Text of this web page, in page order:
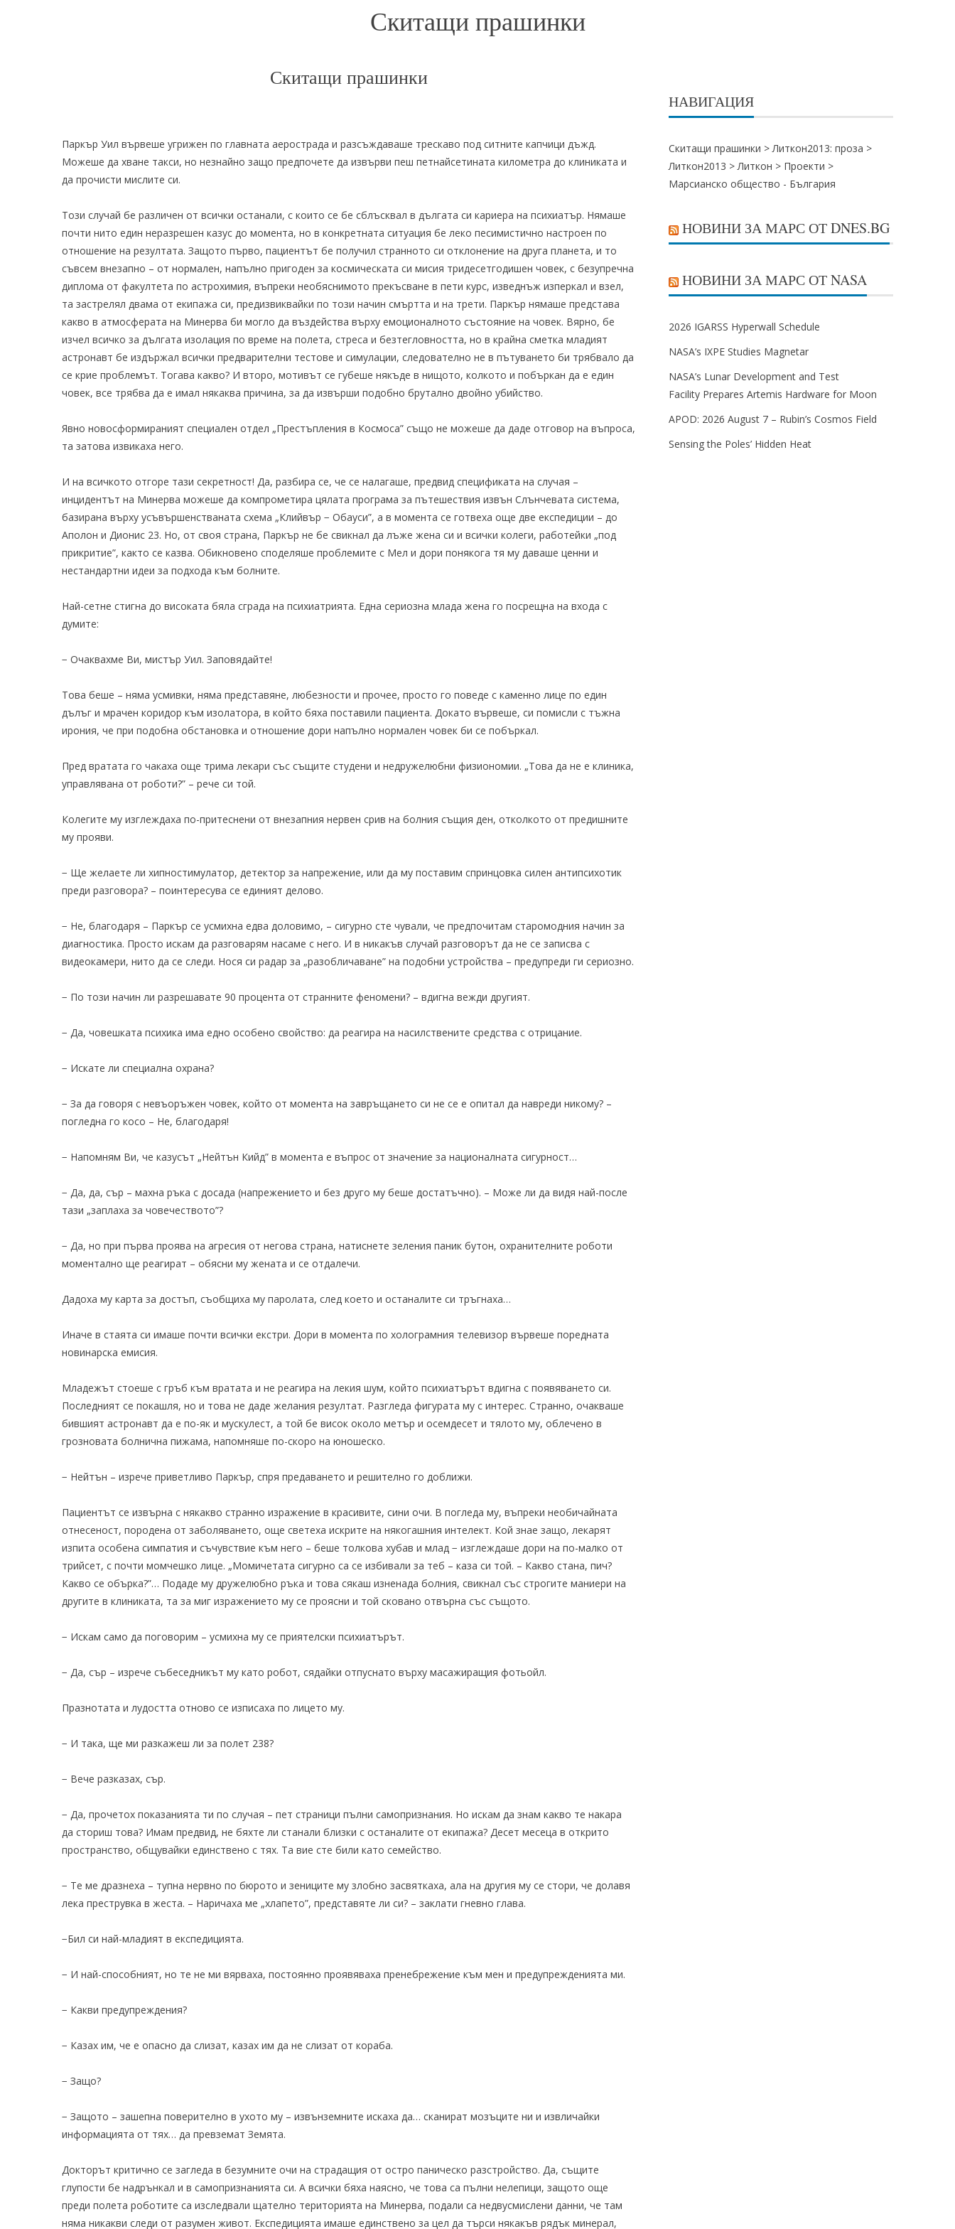
Скитащи прашинки
Скитащи прашинки
Паркър Уил вървеше угрижен по главната аерострада и разсъждаваше трескаво под ситните капчици дъжд.
Можеше да хване такси, но незнайно защо предпочете да извърви пеш петнайсетината километра до клиниката и
да прочисти мислите си.
Този случай бе различен от всички останали, с които се бе сблъсквал в дългата си кариера на психиатър. Нямаше
почти нито един неразрешен казус до момента, но в конкретната ситуация бе леко песимистично настроен по
отношение на резултата. Защото първо, пациентът бе получил странното си отклонение на друга планета, и то
съвсем внезапно – от нормален, напълно пригоден за космическата си мисия тридесетгодишен човек, с безупречна
диплома от факултета по астрохимия, въпреки необяснимото прекъсване в пети курс, изведнъж изперкал и взел,
та застрелял двама от екипажа си, предизвиквайки по този начин смъртта и на трети. Паркър нямаше представа
какво в атмосферата на Минерва би могло да въздейства върху емоционалното състояние на човек. Вярно, бе
изчел всичко за дългата изолация по време на полета, стреса и безтегловността, но в крайна сметка младият
астронавт бе издържал всички предварителни тестове и симулации, следователно не в пътуването би трябвало да
се крие проблемът. Тогава какво? И второ, мотивът се губеше някъде в нищото, колкото и побъркан да е един
човек, все трябва да e имал някаква причина, за да извърши подобно брутално двойно убийство.
Явно новосформираният специален отдел „Престъпления в Космоса” също не можеше да даде отговор на въпроса,
та затова извикаха него.
И на всичкото отгоре тази секретност! Да, разбира се, че се налагаше, предвид спецификата на случая –
инцидентът на Минерва можеше да компрометира цялата програма за пътешествия извън Слънчевата система,
базирана върху усъвършенстваната схема „Клийвър − Обауси”, а в момента се готвеха още две експедиции – до
Аполон и Дионис 23. Но, от своя страна, Паркър не бе свикнал да лъже жена си и всички колеги, работейки „под
прикритие”, както се казва. Обикновено споделяше проблемите с Мел и дори понякога тя му даваше ценни и
нестандартни идеи за подхода към болните.
Най-сетне стигна до високата бяла сграда на психиатрията. Една сериозна млада жена го посрещна на входа с
думите:
− Очаквахме Ви, мистър Уил. Заповядайте!
Това беше – няма усмивки, няма представяне, любезности и прочее, просто го поведе с каменно лице по един
дълъг и мрачен коридор към изолатора, в който бяха поставили пациента. Докато вървеше, си помисли с тъжна
ирония, че при подобна обстановка и отношение дори напълно нормален човек би се побъркал.
Пред вратата го чакаха още трима лекари със същите студени и недружелюбни физиономии. „Това да не е клиника,
управлявана от роботи?” – рече си той.
Колегите му изглеждаха по-притеснени от внезапния нервен срив на болния същия ден, отколкото от предишните
му прояви.
− Ще желаете ли хипностимулатор, детектор за напрежение, или да му поставим спринцовка силен антипсихотик
преди разговора? – поинтересува се единият делово.
− Не, благодаря – Паркър се усмихна едва доловимо, – сигурно сте чували, че предпочитам старомодния начин за
диагностика. Просто искам да разговарям насаме с него. И в никакъв случай разговорът да не се записва с
видеокамери, нито да се следи. Нося си радар за „разобличаване” на подобни устройства – предупреди ги сериозно.
− По този начин ли разрешавате 90 процента от странните феномени? – вдигна вежди другият.
− Да, човешката психика има едно особено свойство: да реагира на насилствените средства с отрицание.
− Искате ли специална охрана?
− За да говоря с невъоръжен човек, който от момента на завръщането си не се е опитал да навреди никому? –
погледна го косо – Не, благодаря!
− Напомням Ви, че казусът „Нейтън Кийд” в момента е въпрос от значение за националната сигурност…
− Да, да, сър – махна ръка с досада (напрежението и без друго му беше достатъчно). – Може ли да видя най-после
тази „заплаха за човечеството”?
− Да, но при първа проява на агресия от негова страна, натиснете зеления паник бутон, охранителните роботи
моментално ще реагират – обясни му жената и се отдалечи.
Дадоха му карта за достъп, съобщиха му паролата, след което и останалите си тръгнаха…
Иначе в стаята си имаше почти всички екстри. Дори в момента по холограмния телевизор вървеше поредната
новинарска емисия.
Младежът стоеше с гръб към вратата и не реагира на лекия шум, който психиатърът вдигна с появяването си.
Последният се покашля, но и това не даде желания резултат. Разгледа фигурата му с интерес. Странно, очакваше
бившият астронавт да е по-як и мускулест, а той бе висок около метър и осемдесет и тялото му, облечено в
грозновата болнична пижама, напомняше по-скоро на юношеско.
− Нейтън – изрече приветливо Паркър, спря предаването и решително го доближи.
Пациентът се извърна с някакво странно изражение в красивите, сини очи. В погледа му, въпреки необичайната
отнесеност, породена от заболяването, още светеха искрите на някогашния интелект. Кой знае защо, лекарят
изпита особена симпатия и съчувствие към него – беше толкова хубав и млад − изглеждаше дори на по-малко от
трийсет, с почти момчешко лице. „Момичетата сигурно са се избивали за теб – каза си той. – Какво стана, пич?
Какво се обърка?”… Подаде му дружелюбно ръка и това сякаш изненада болния, свикнал със строгите маниери на
другите в клиниката, та за миг изражението му се проясни и той сковано отвърна със същото.
− Искам само да поговорим – усмихна му се приятелски психиатърът.
− Да, сър – изрече събеседникът му като робот, сядайки отпуснато върху масажиращия фотьойл.
Празнотата и лудостта отново се изписаха по лицето му.
− И така, ще ми разкажеш ли за полет 238?
− Вече разказах, сър.
− Да, прочетох показанията ти по случая – пет страници пълни самопризнания. Но искам да знам какво те накара
да сториш това? Имам предвид, не бяхте ли станали близки с останалите от екипажа? Десет месеца в открито
пространство, общувайки единствено с тях. Та вие сте били като семейство.
− Те ме дразнеха – тупна нервно по бюрото и зениците му злобно засвяткаха, ала на другия му се стори, че долавя
лека преструвка в жеста. – Наричаха ме „хлапето”, представяте ли си? – заклати гневно глава.
−Бил си най-младият в експедицията.
− И най-способният, но те не ми вярваха, постоянно проявяваха пренебрежение към мен и предупрежденията ми.
− Какви предупреждения?
− Казах им, че е опасно да слизат, казах им да не слизат от кораба.
− Защо?
− Защото – зашепна поверително в ухото му – извънземните искаха да… сканират мозъците ни и извличайки
информацията от тях… да превземат Земята.
Докторът критично се загледа в безумните очи на страдащия от остро паническо разстройство. Да, същите
глупости бе надрънкал и в самопризнанията си. А всички бяха наясно, че това са пълни нелепици, защото още
преди полета роботите са изследвали щателно територията на Минерва, подали са недвусмислени данни, че там
няма никакви следи от разумен живот. Експедицията имаше единствено за цел да търси някакъв рядък минерал,
НАВИГАЦИЯ
Скитащи прашинки >Литкон2013: проза >
Литкон2013 >Литкон > Проекти >
Марсианско общество - България
НОВИНИ ЗА МАРС ОТ DNES.BG
НОВИНИ ЗА МАРС ОТ NASA
2026 IGARSS Hyperwall Schedule
NASA’s IXPE Studies Magnetar
NASA’s Lunar Development and Test
Facility Prepares Artemis Hardware for Moon
APOD: 2026 August 7 – Rubin’s Cosmos Field
Sensing the Poles’ Hidden Heat